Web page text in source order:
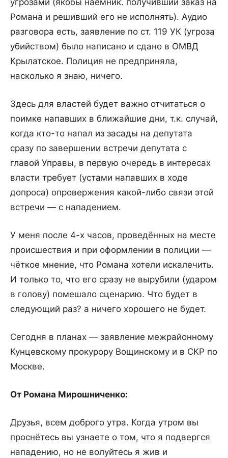
угрозами (якобы наёмник. получивший заказ на
Романа и решивший его не исполнять). Аудио
разговора есть, заявление по ст. 119 УК (угроза
убийством) было написано и сдано в ОМВД
Крылатское. Полиция не предприняла,
насколько я знаю, ничего.
Здесь для властей будет важно отчитаться о
поимке напавших в ближайшие дни, т.к. случай,
когда кто-то напал из засады на депутата
сразу по завершении встречи депутата с
главой Управы, в первую очередь в интересах
власти требует (устами напавших в ходе
допроса) опровержения какой-либо связи этой
встречи — с нападением.
У меня после 4-х часов, проведённых на месте
происшествия и при оформлении в полиции —
чёткое мнение, что Романа хотели искалечить.
И только то, что его сразу не вырубили (ударом
в голову) помешало сценарию. Что будет в
следующий раз? а ничего хорошего не будет.
Сегодня в планах — заявление межрайонному
Кунцевскому прокурору Вощинскому и в СКР по
Москве.
От Романа Мирошниченко:
Друзья, всем доброго утра. Когда утром вы
проснётесь вы узнаете о том, что я подвергся
нападению, но не волуйтесь я жив и